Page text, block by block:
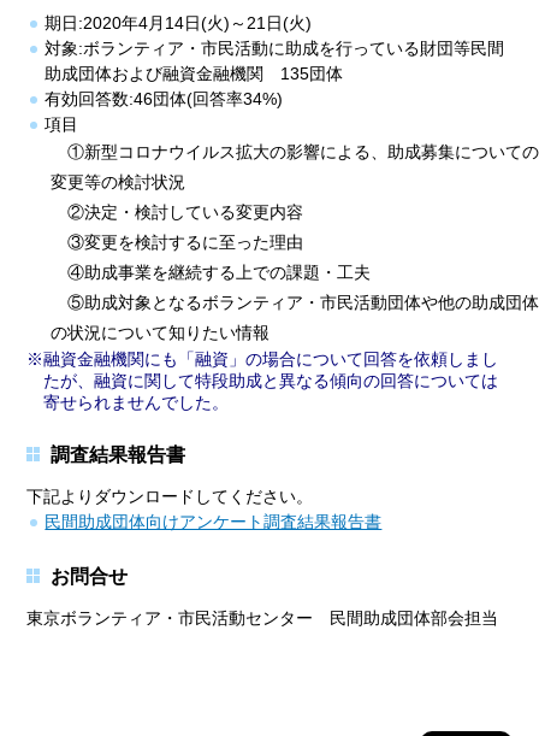
期日:2020年4月14日(火)～21日(火)
対象:ボランティア・市民活動に助成を行っている財団等民間
助成団体および融資金融機関 135団体
有効回答数:46団体(回答率34%)
項目
①新型コロナウイルス拡大の影響による、助成募集についての
変更等の検討状況
②決定・検討している変更内容
③変更を検討するに至った理由
④助成事業を継続する上での課題・工夫
⑤助成対象となるボランティア・市民活動団体や他の助成団体
の状況について知りたい情報
融資金融機関にも「融資」の場合について回答を依頼しまし
たが、融資に関して特段助成と異なる傾向の回答については
寄せられませんでした。
調査結果報告書
下記よりダウンロードしてください。
民間助成団体向けアンケート調査結果報告書
お問合せ
東京ボランティア・市民活動センター 民間助成団体部会担当